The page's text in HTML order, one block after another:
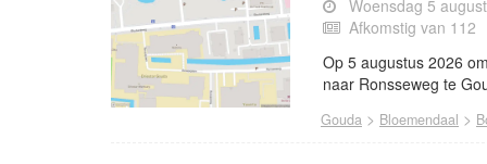
Woensdag 5
Afkomstig van 112
Op 5 augustus 2026
naar Ronsseweg te
Gouda > Bloemendaal >